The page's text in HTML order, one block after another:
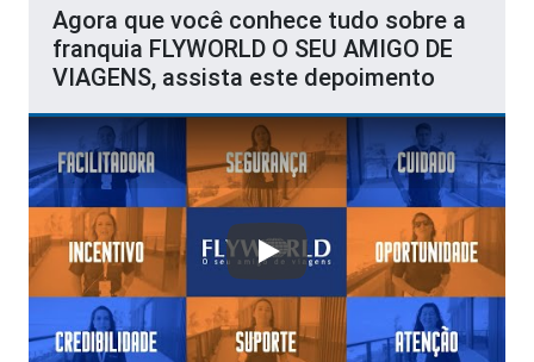
Agora que você conhece tudo sobre a
franquia FLYWORLD O SEU AMIGO DE
VIAGENS, assista este depoimento
Play